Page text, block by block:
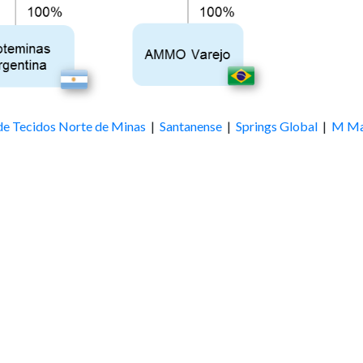
Tecidos Norte de Minas | Santanense | Springs Global | M